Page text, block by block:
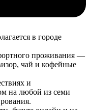
в городе
проживания —
чай и кофейные
и
на любой из семи